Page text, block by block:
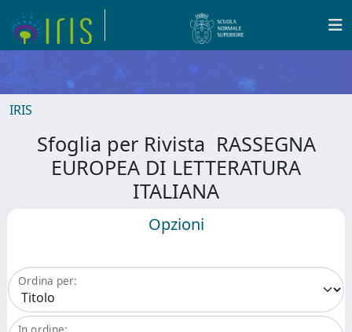
IRIS
Sfoglia per Rivista RASSEGNA
EUROPEA DI LETTERATURA
ITALIANA
Opzioni
Ordina per: